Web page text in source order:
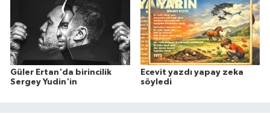
Güler Ertan'da birincilik
Sergey Yudin'in
Ecevit yazdı yapay zeka
söyledi